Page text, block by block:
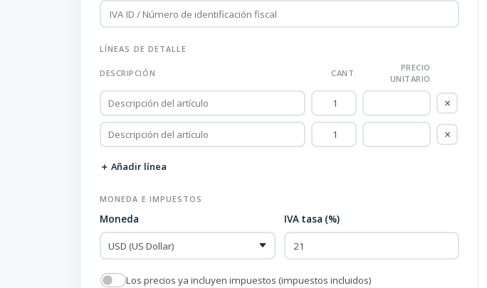
LÍNEAS DE DETALLE
DESCRIPCIÓN CANT.
PRECIO
UNITARIO
×
×
＋ Añadir línea
MONEDA E IMPUESTOS
Moneda IVA tasa (%)
Los precios ya incluyen impuestos (impuestos incluidos)